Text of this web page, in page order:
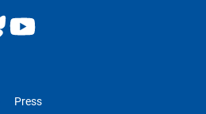
Press